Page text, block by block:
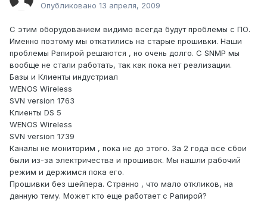
Опубликовано 13 апреля, 2009
С этим оборудованием видимо всегда будут проблемы с ПО.
Именно поэтому мы откатились на старые прошивки. Наши
проблемы Рапирой решаются , но очень долго. С SNMP мы
вообще не стали работать, так как пока нет реализации.
Базы и Клиенты индустриал
WENOS Wireless
SVN version 1763
Клиенты DS 5
WENOS Wireless
SVN version 1739
Каналы не мониторим , пока не до этого. За 2 года все сбои
были из-за электричества и прошивок. Мы нашли рабочий
режим и держимся пока его.
Прошивки без шейпера. Странно , что мало откликов, на
данную тему. Может кто еще работает с Рапирой?